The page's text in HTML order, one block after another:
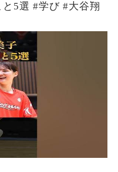
5選 #学び #大谷翔